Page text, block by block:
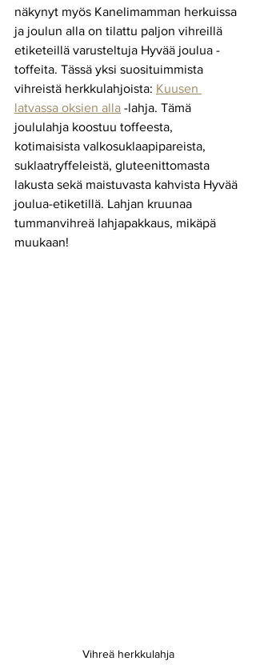
näkynyt myös Kanelimamman herkuissa
ja joulun alla on tilattu paljon vihreillä
etiketeillä varusteltuja Hyvää joulua -
toffeita. Tässä yksi suosituimmista
vihreistä herkkulahjoista: Kuusen
latvassa oksien alla -lahja. Tämä
joululahja koostuu toffeesta,
kotimaisista valkosuklaapipareista,
suklaatryffeleistä, gluteenittomasta
lakusta sekä maistuvasta kahvista Hyvää
joulua-etiketillä. Lahjan kruunaa
tummanvihreä lahjapakkaus, mikäpä
muukaan!
Vihreä herkkulahja